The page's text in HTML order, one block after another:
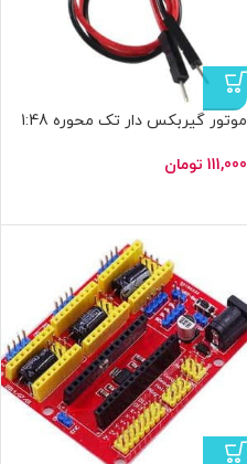
موتور گیربکس دار تک محوره 1:48
111,000 تومان